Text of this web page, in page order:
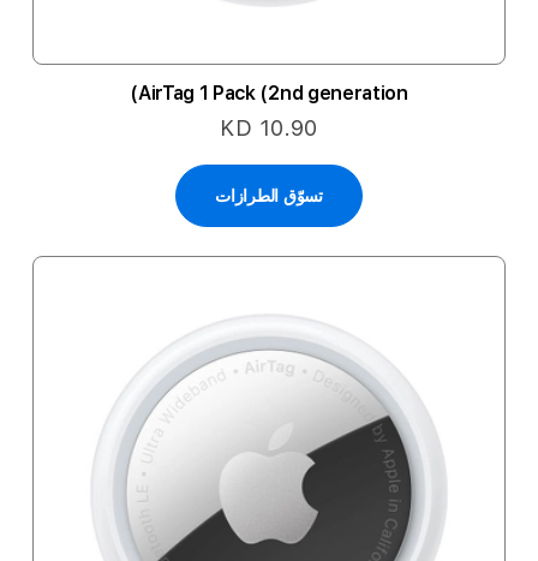
AirTag 1 Pack (2nd generation)
KD 10.90
تسوّق الطرازات